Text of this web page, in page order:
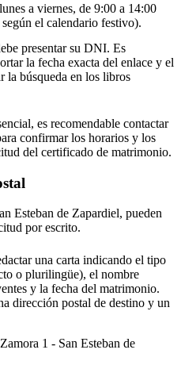
a viernes, de 9:00 a 14:00
el calendario festivo).
presentar su DNI. Es
la fecha exacta del enlace y el
la búsqueda en los libros
es recomendable contactar
confirmar los horarios y los
del certificado de matrimonio.
Esteban de Zapardiel, pueden
por escrito.
una carta indicando el tipo
o plurilingüe), el nombre
y la fecha del matrimonio.
dirección postal de destino y un
1 - San Esteban de